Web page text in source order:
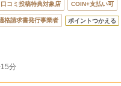
口コミ投稿特典対象店 COIN+支払い可
格請求書発行事業者 ポイントつかえる
分